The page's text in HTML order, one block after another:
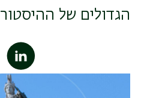
הגדולים של